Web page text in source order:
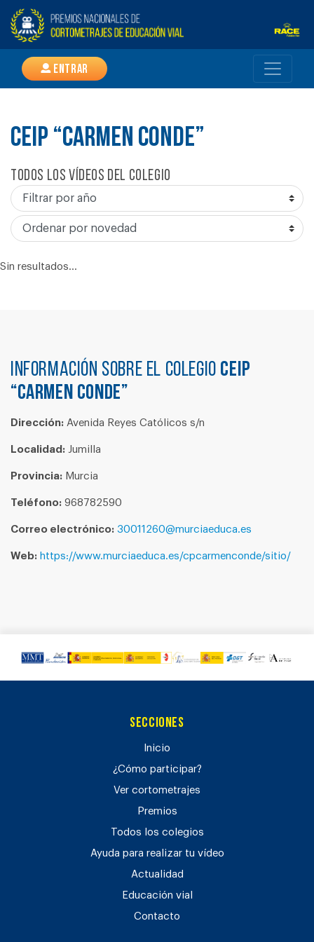
Entrar
CEIP “CARMEN CONDE”
Todos los vídeos del colegio
Sin resultados...
Información sobre el colegio CEIP
“CARMEN CONDE”
Dirección: Avenida Reyes Católicos s/n
Localidad: Jumilla
Provincia: Murcia
Teléfono: 968782590
Correo electrónico: 30011260@murciaeduca.es
Web: https://www.murciaeduca.es/cpcarmenconde/sitio/
Secciones
Inicio
¿Cómo participar?
Ver cortometrajes
Premios
Todos los colegios
Ayuda para realizar tu vídeo
Actualidad
Educación vial
Contacto